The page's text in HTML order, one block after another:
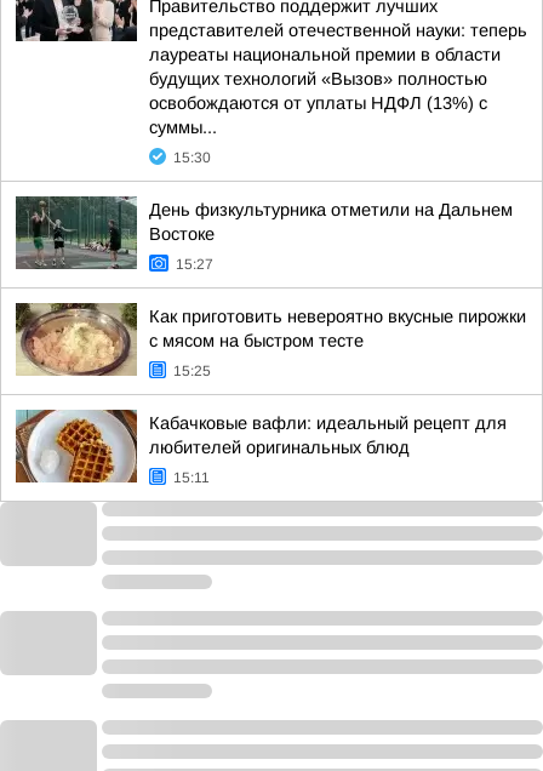
Правительство поддержит лучших
представителей отечественной науки: теперь
лауреаты национальной премии в области
будущих технологий «Вызов» полностью
освобождаются от уплаты НДФЛ (13%) с
суммы...
15:30
День физкультурника отметили на Дальнем
Востоке
15:27
Как приготовить невероятно вкусные пирожки
с мясом на быстром тесте
15:25
Кабачковые вафли: идеальный рецепт для
любителей оригинальных блюд
15:11